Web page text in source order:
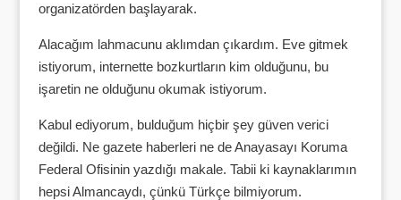
organizatörden başlayarak.
Alacağım lahmacunu aklımdan çıkardım. Eve gitmek
istiyorum, internette bozkurtların kim olduğunu, bu
işaretin ne olduğunu okumak istiyorum.
Kabul ediyorum, bulduğum hiçbir şey güven verici
değildi. Ne gazete haberleri ne de Anayasayı Koruma
Federal Ofisinin yazdığı makale. Tabii ki kaynaklarımın
hepsi Almancaydı, çünkü Türkçe bilmiyorum.